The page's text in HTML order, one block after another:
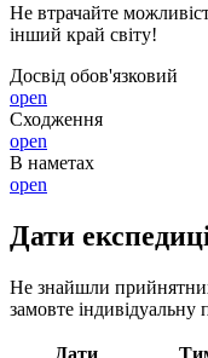
Не втрачайте
інший край світу!
Досвід обов'язковий
open
Сходження
open
В наметах
open
Дати
Не знайшли прийнятних
замовте індивідуальну
Дати